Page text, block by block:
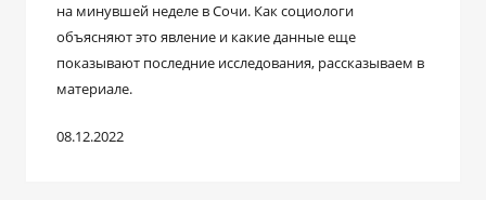
на минувшей неделе в Сочи. Как социологи
объясняют это явление и какие данные еще
показывают последние исследования, рассказываем в
материале.
08.12.2022